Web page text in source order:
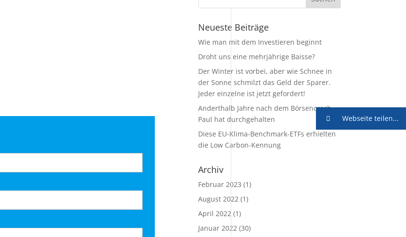
Neueste Beiträge
Wie man mit dem Investieren beginnt
Droht uns eine mehrjährige Baisse?
Der Winter ist vorbei, aber wie Schnee in
der Sonne schmilzt das Geld der Sparer.
Jeder einzelne ist jetzt gefordert!
Anderthalb Jahre nach dem Börsencrash –
Paul hat durchgehalten
Diese EU-Klima-Benchmark-ETFs erhielten
die Low Carbon-Kennung
Archiv
Februar 2023 (1)
August 2022 (1)
April 2022 (1)
Januar 2022 (30)
Webseite teilen...